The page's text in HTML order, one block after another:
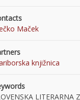
Maček
knjižnica
LITERARNA